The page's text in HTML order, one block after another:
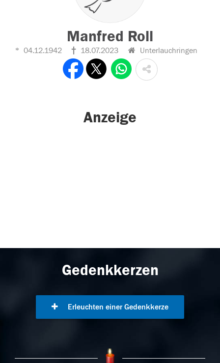
Manfred Roll
04.12.1942 18.07.2023 Unterlauchringen
Anzeige
Gedenkkerzen
Erleuchten einer Gedenkkerze